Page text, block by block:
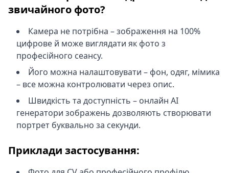
звичайного фото?
Камера не потрібна – зображення на 100%
цифрове й може виглядати як фото з
професійного сеансу.
Його можна налаштовувати – фон, одяг, мімика
– все можна контролювати через опис.
Швидкість та доступність – онлайн AI
генератори зображень дозволяють створювати
портрет буквально за секунди.
Приклади застосування: